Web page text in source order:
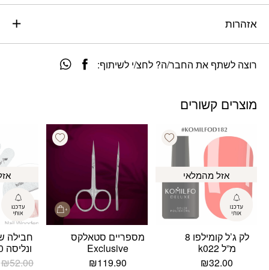
אזהרות
רוצה לשתף את החבר/ה? לחצ/י לשיתוף:
מוצרים קשורים
Add wishlist
אזל מהמלאי
לק ג’ל קומילפו 8
מ”ל k022
₪32.00
Add wishlist
מספריים סטאלקס
Exclusive
₪119.90
חבילה
ונליסה 50 יחידות
₪52.00